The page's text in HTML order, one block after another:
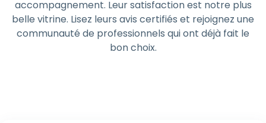
accompagnement. Leur satisfaction est notre plus
belle vitrine. Lisez leurs avis certifiés et rejoignez une
communauté de professionnels qui ont déjà fait le
bon choix.